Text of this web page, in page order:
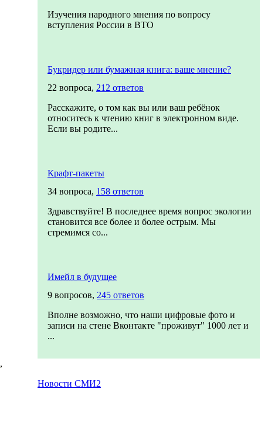
,
Изучения народного мнения по вопросу
вступления России в ВТО
Букридер или бумажная книга: ваше мнение?
22 вопроса, 212 ответов
Расскажите, о том как вы или ваш ребёнок
относитесь к чтению книг в электронном виде.
Если вы родите...
Крафт-пакеты
34 вопроса, 158 ответов
Здравствуйте! В последнее время вопрос экологии
становится все более и более острым. Мы
стремимся со...
Имейл в будущее
9 вопросов, 245 ответов
Вполне возможно, что наши цифровые фото и
записи на стене Вконтакте "проживут" 1000 лет и
...
Новости СМИ2